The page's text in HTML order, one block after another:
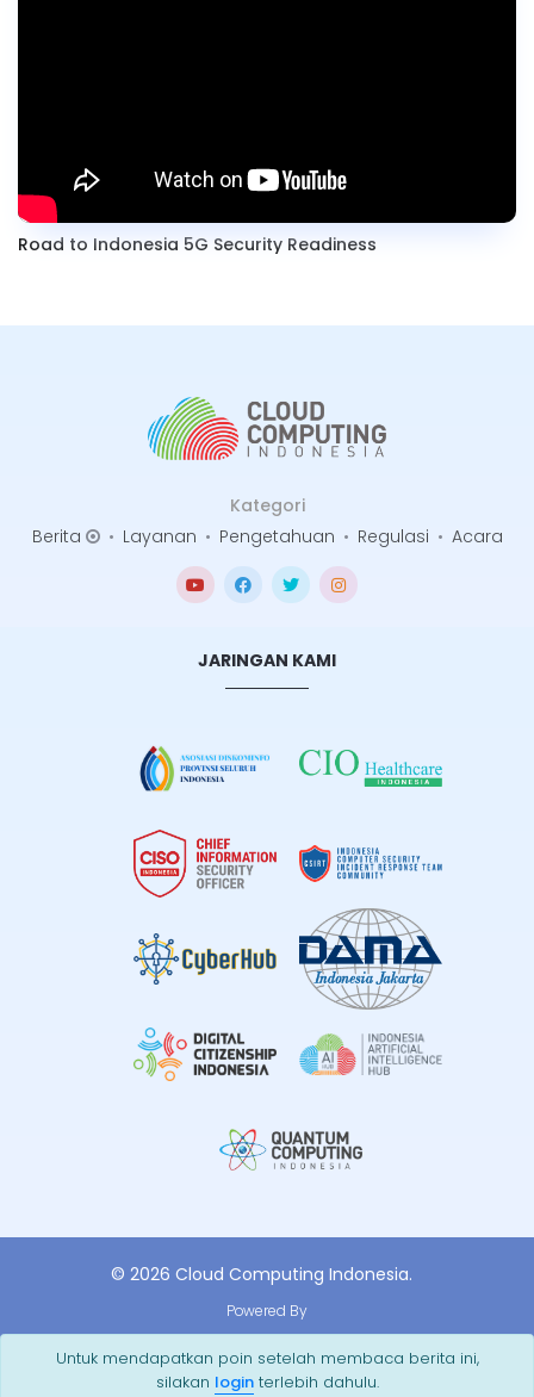
Road to Indonesia 5G Security Readiness
Untuk mendapatkan poin setelah membaca berita ini,
silakan loginterlebih dahulu.
Kategori
Berita
• Layanan • Pengetahuan • Regulasi • Acara
JARINGAN KAMI
© 2026 Cloud Computing Indonesia.
Powered By